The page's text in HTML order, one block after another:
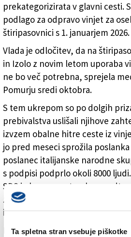
Ta spletna stran vsebuje piškotke
prekategorizirata v glavni cesti.
podlago za odpravo vinjet za
štiripasovnici s 1. januarjem 2026.
Vlada je odločitev, da na
in Izolo z novim letom uporaba
ne bo več potrebna, sprejela
Pomurju sredi oktobra.
S tem ukrepom so po dolgih
prebivalstva uslišali njihove
izvzem obalne hitre ceste iz
jo pred meseci sprožila
poslanec italijanske narodne
s podpisi podprlo okoli 8000
SDS je konec septembra
zavrnjen predlog novele
izločili iz sistema cestninjenja.
Na infrastrukturnem ministrstvu